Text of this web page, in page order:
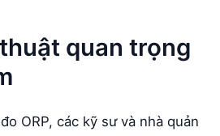
quan trọng
ORP, các kỹ sư và nhà quản